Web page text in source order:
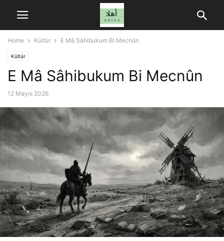
Home Kültür E Mâ Sâhibukum Bi Mecnûn
Kültür
E Mâ Sâhibukum Bi Mecnûn
12 Mayıs 2026